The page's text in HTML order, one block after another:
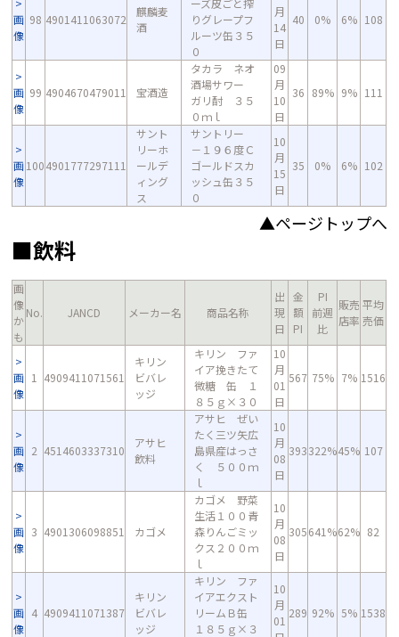
画
像
98 4901411063072
麒麟麦
酒
ーズ皮ごと搾
りグレープフ
ルーツ缶３５
０
月
14
日
40 0% 6% 108
画
像
99 4904670479011 宝酒造
タカラ ネオ
酒場サワー
ガリ酎 ３５
０ｍｌ
09
月
10
日
36 89% 9% 111
画
像
1004901777297111
サント
リーホ
ールデ
ィング
ス
サントリー
－１９６度Ｃ
ゴールドスカ
ッシュ缶３５
０
10
月
15
日
35 0% 6% 102
▲ページトップへ
■飲料
画
像
か
も
No. JANCD メーカー名 商品名称
出
現
日
金
額
PI
PI
前週
比
販売
店率
平均
売価
画
像
1 4909411071561
キリン
ビバレ
ッジ
キリン ファ
イア挽きたて
微糖 缶 １
８５ｇ×３０
10
月
01
日
567 75% 7% 1516
画
像
2 4514603337310
アサヒ
飲料
アサヒ ぜい
たく三ツ矢広
島県産はっさ
く ５００ｍ
ｌ
10
月
08
日
393322%45% 107
画
像
3 4901306098851 カゴメ
カゴメ 野菜
生活１００青
森りんごミッ
クス２００ｍ
ｌ
10
月
08
日
305641%62% 82
画
像
4 4909411071387
キリン
ビバレ
ッジ
キリン ファ
イアエクスト
リームＢ缶
１８５ｇ×３
10
月
01
289 92% 5% 1538